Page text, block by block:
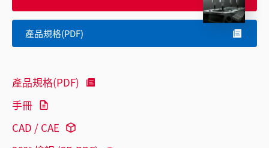
產品規格(PDF)
產品規格(PDF)
手冊
CAD / CAE